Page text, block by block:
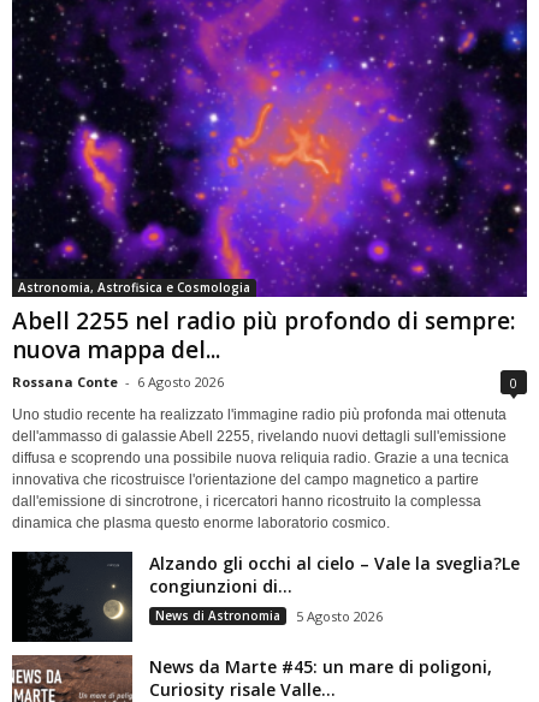
Astronomia, Astrofisica e Cosmologia
Abell 2255 nel radio più profondo di sempre:
nuova mappa del...
Rossana Conte - 6 Agosto 2026 0
Uno studio recente ha realizzato l'immagine radio più profonda mai ottenuta
dell'ammasso di galassie Abell 2255, rivelando nuovi dettagli sull'emissione
diffusa e scoprendo una possibile nuova reliquia radio. Grazie a una tecnica
innovativa che ricostruisce l'orientazione del campo magnetico a partire
dall'emissione di sincrotrone, i ricercatori hanno ricostruito la complessa
dinamica che plasma questo enorme laboratorio cosmico.
Alzando gli occhi al cielo – Vale la sveglia?Le
congiunzioni di...
News di Astronomia 5 Agosto 2026
News da Marte #45: un mare di poligoni,
Curiosity risale Valle...